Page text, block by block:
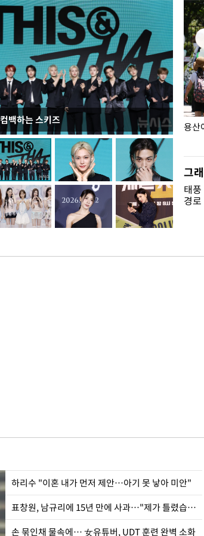
컴백하는 스키즈
사진으로 보는 일주일 용산
그
태
경로
하리수 "이혼 내가 먼저 제안…아기 못 낳아 미안"
표창원, 남규리에 15년 만에 사과…"제가 틀렸습니다"
손 묶인채 물속에… 女유튜버, UDT 훈련 완벽 소화